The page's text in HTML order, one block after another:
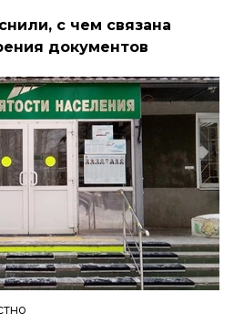
с чем связана
документов